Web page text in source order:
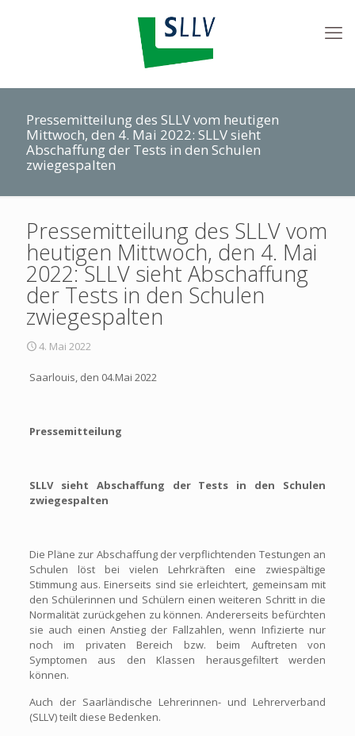
Pressemitteilung des SLLV vom heutigen
Mittwoch, den 4. Mai 2022: SLLV sieht
Abschaffung der Tests in den Schulen
zwiegespalten
Pressemitteilung des SLLV vom
heutigen Mittwoch, den 4. Mai
2022: SLLV sieht Abschaffung
der Tests in den Schulen
zwiegespalten
4. Mai 2022
Saarlouis, den 04.Mai 2022
Pressemitteilung
SLLV sieht Abschaffung der Tests in den Schulen
zwiegespalten
Die Pläne zur Abschaffung der verpflichtenden Testungen an
Schulen löst bei vielen Lehrkräften eine zwiespältige
Stimmung aus. Einerseits sind sie erleichtert, gemeinsam mit
den Schülerinnen und Schülern einen weiteren Schritt in die
Normalität zurückgehen zu können. Andererseits befürchten
sie auch einen Anstieg der Fallzahlen, wenn Infizierte nur
noch im privaten Bereich bzw. beim Auftreten von
Symptomen aus den Klassen herausgefiltert werden
können.
Auch der Saarländische Lehrerinnen- und Lehrerverband
(SLLV) teilt diese Bedenken.